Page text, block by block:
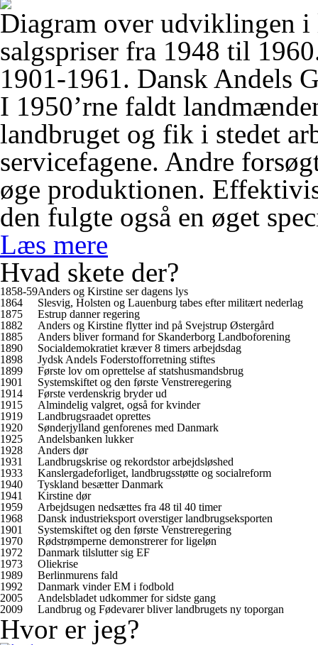
Diagram over udviklingen i
salgspriser fra 1948 til
1901-1961. Dansk Andels
I 1950’rne faldt
landbruget og fik i stedet
servicefagene. Andre
øge produktionen.
den fulgte også en øget
Læs mere
Hvad skete der?
1858-59Anders og Kirstine ser dagens lys
1864
Slesvig, Holsten og Lauenburg tabes efter militært nederlag
1875
Estrup danner regering
1882
Anders og Kirstine flytter ind på Svejstrup Østergård
1885
Anders bliver formand for Skanderborg Landboforening
1890
Socialdemokratiet kræver 8 timers arbejdsdag
1898
Jydsk Andels Foderstofforretning stiftes
1899
Første lov om oprettelse af statshusmandsbrug
1901
Systemskiftet og den første Venstreregering
1914
Første verdenskrig bryder ud
1915
Almindelig valgret, også for kvinder
1919
Landbrugsraadet oprettes
1920
Sønderjylland genforenes med Danmark
1925
Andelsbanken lukker
1928
Anders dør
1931
Landbrugskrise og rekordstor arbejdsløshed
1933
Kanslergadeforliget, landbrugsstøtte og socialreform
1940
Tyskland besætter Danmark
1941
Kirstine dør
1959
Arbejdsugen nedsættes fra 48 til 40 timer
1968
Dansk industrieksport overstiger landbrugseksporten
1901
Systemskiftet og den første Venstreregering
1970
Rødstrømperne demonstrerer for ligeløn
1972
Danmark tilslutter sig EF
1973
Oliekrise
1989
Berlinmurens fald
1992
Danmark vinder EM i fodbold
2005
Andelsbladet udkommer for sidste gang
2009
Landbrug og Fødevarer bliver landbrugets ny toporgan
Hvor er jeg?